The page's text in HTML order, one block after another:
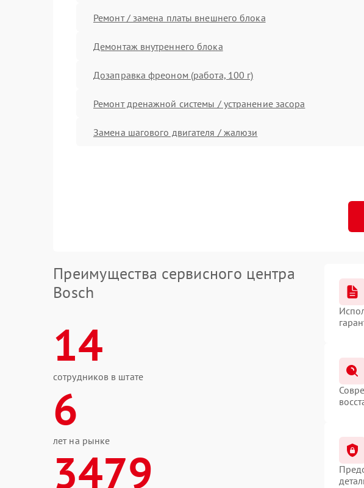
Ремонт / замена платы внешнего блока
Демонтаж внутреннего блока
Дозаправка фреоном (работа, 100 г)
Ремонт дренажной системы / устранение засора
Замена шагового двигателя / жалюзи
Преимущества сервисного центра
Bosch
14
сотрудников в штате
6
лет на рынке
3479